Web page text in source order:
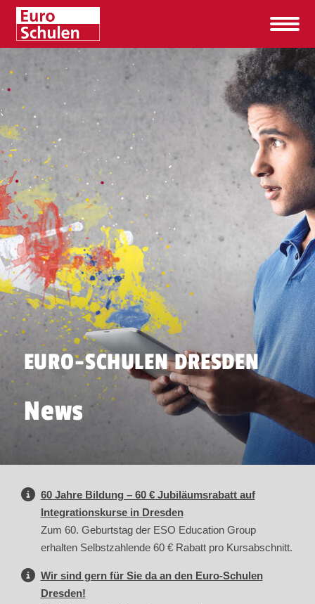
EURO-SCHULEN DRESDEN
News
60 Jahre Bildung – 60 € Jubiläumsrabatt auf
Integrationskurse in Dresden
Zum 60. Geburtstag der ESO Education Group
erhalten Selbstzahlende 60 € Rabatt pro Kursabschnitt.
Wir sind gern für Sie da an den Euro-Schulen
Dresden!